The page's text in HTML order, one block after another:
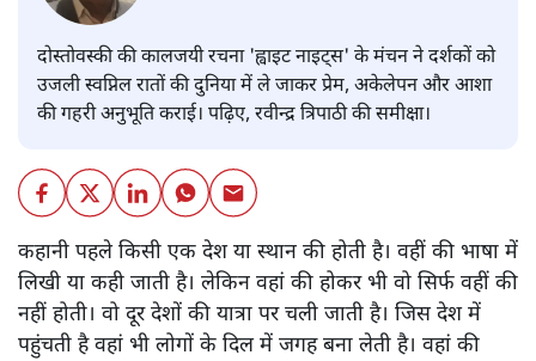
दोस्तोवस्की की कालजयी रचना 'ह्वाइट नाइट्स' के मंचन ने दर्शकों को
उजली स्वप्निल रातों की दुनिया में ले जाकर प्रेम, अकेलेपन और आशा
की गहरी अनुभूति कराई। पढ़िए, रवीन्द्र त्रिपाठी की समीक्षा।
कहानी पहले किसी एक देश या स्थान की होती है। वहीं की भाषा में
लिखी या कही जाती है। लेकिन वहां की होकर भी वो सिर्फ वहीं की
नहीं होती। वो दूर देशों की यात्रा पर चली जाती है। जिस देश में
पहुंचती है वहां भी लोगों के दिल में जगह बना लेती है। वहां की